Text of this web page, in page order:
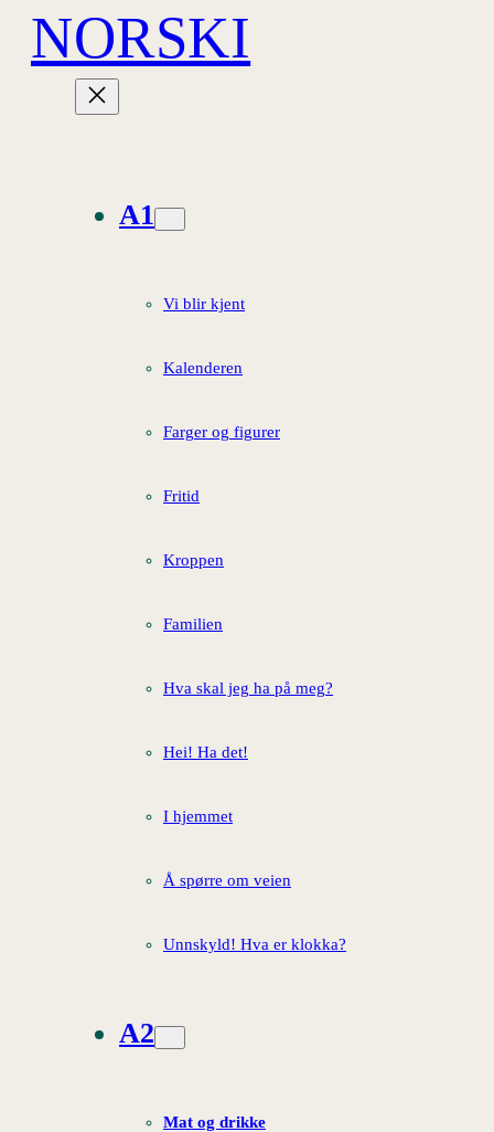
Hopp
innhold
NORSKI
A1
Vi blir kjent
Kalenderen
Farger og figurer
Fritid
Kroppen
Familien
Hva skal jeg ha på meg?
Hei! Ha det!
I hjemmet
Å spørre om veien
Unnskyld! Hva er klokka?
A2
Mat og drikke